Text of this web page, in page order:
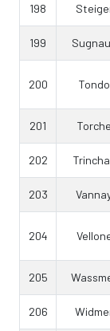
198
199
200 Tondo
201 Torche
202
203
204
205
206